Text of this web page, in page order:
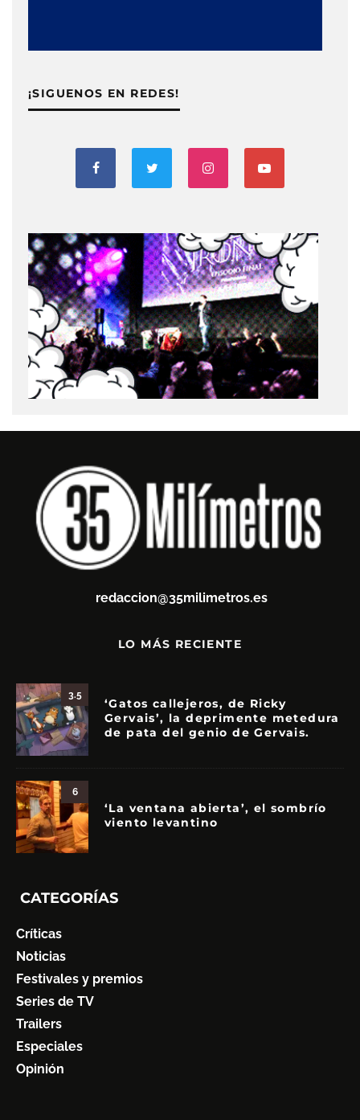
¡SIGUENOS EN REDES!
redaccion@35milimetros.es
LO MÁS RECIENTE
3.5
‘Gatos callejeros, de Ricky
Gervais’, la deprimente metedura
de pata del genio de Gervais.
6
‘La ventana abierta’, el sombrío
viento levantino
CATEGORÍAS
Críticas
Noticias
Festivales y premios
Series de TV
Trailers
Especiales
Opinión